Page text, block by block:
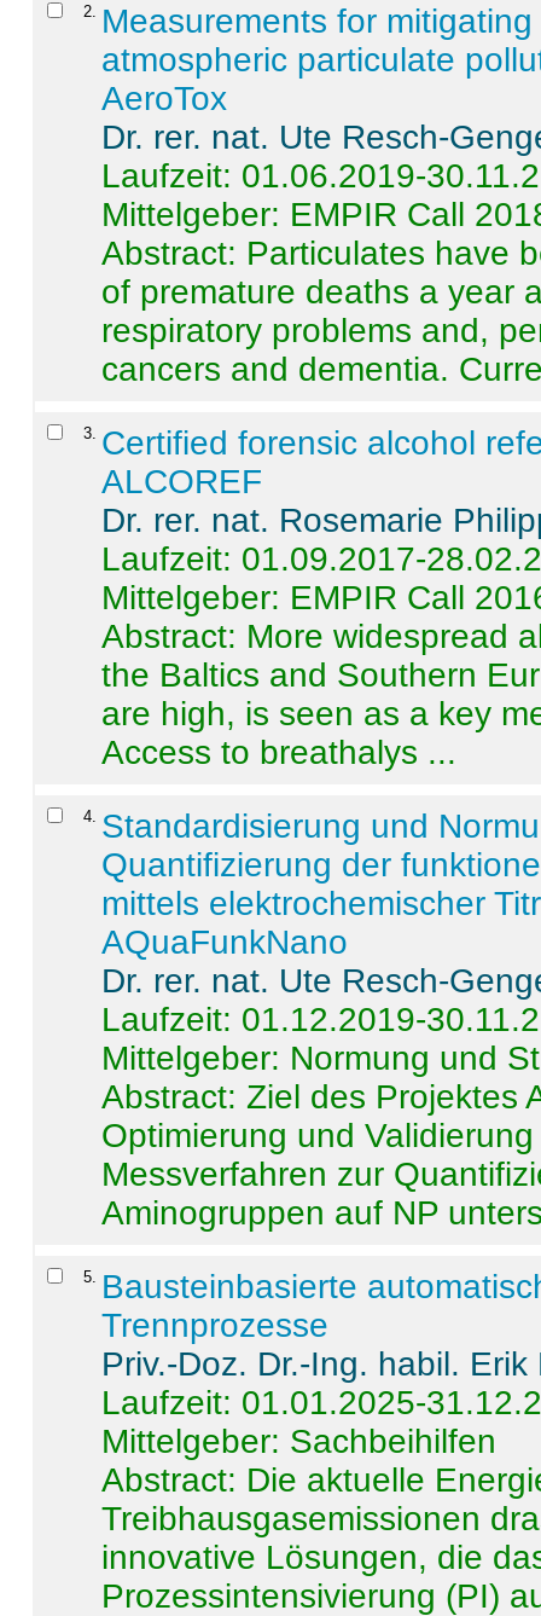
2
Measurements for
atmospheric particulate
AeroTox
Dr. rer. nat. Ute Resch-
Laufzeit: 01.06.2019-
Mittelgeber: EMPIR Call
Abstract: Particulates have
of premature deaths a year
respiratory problems and,
cancers and dementia.
3 Certified forensic alcohol
ALCOREF
Dr. rer. nat. Rosemarie
Laufzeit: 01.09.2017-
Mittelgeber: EMPIR Call
Abstract: More widespread
the Baltics and Southern
are high, is seen as a key
Access to breathalys ...
4 Standardisierung und
Quantifizierung der
mittels elektrochemischer
AQuaFunkNano
Dr. rer. nat. Ute Resch-
Laufzeit: 01.12.2019-
Mittelgeber: Normung und
Abstract:Ziel des Projektes
Optimierung und
Messverfahren zur
Aminogruppen auf NP
5
Bausteinbasierte
Trennprozesse
Priv.-Doz. Dr.-Ing. habil. Erik
Laufzeit: 01.01.2025-
Mittelgeber: Sachbeihilfen
Abstract: Die aktuelle
Treibhausgasemissionen
innovative Lösungen, die
Prozessintensivierung (PI)